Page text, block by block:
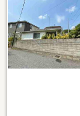
なし・更地渡し
族のライフスタ
グできます。